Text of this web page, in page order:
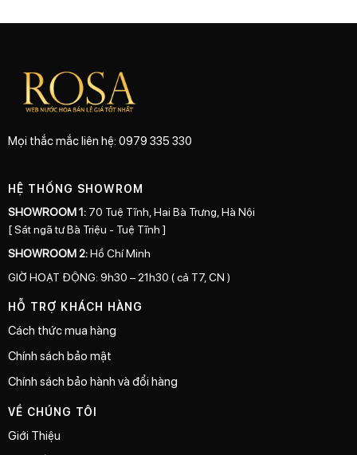
Mọi thắc mắc liên hệ: 0979 335 330
HỆ THỐNG SHOWROM
SHOWROOM 1: 70 Tuệ Tĩnh, Hai Bà Trưng, Hà Nội
[ Sát ngã tư Bà Triệu - Tuệ Tĩnh ]
SHOWROOM 2:Hồ Chí Minh
GIỜ HOẠT ĐỘNG: 9h30 – 21h30 ( cả T7, CN )
HỖ TRỢ KHÁCH HÀNG
Cách thức mua hàng
Chính sách bảo mật
Chính sách bảo hành và đổi hàng
VỀ CHÚNG TÔI
Giới Thiệu